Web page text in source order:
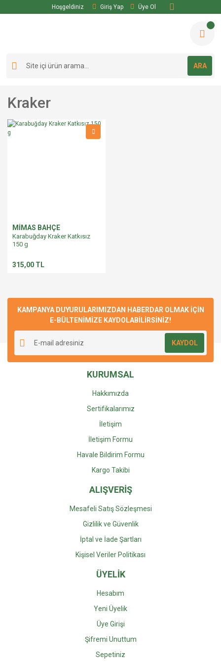
Hoşgeldiniz Giriş Yap Üye Ol
ARA
Kraker
MİMAS BAHÇE
Karabuğday Kraker Katkısız
150 g
315,00 TL
KAMPANYA DUYURULARIMIZDAN HABERDAR OLMAK İÇİN
E-BÜLTENİMİZE KAYDOLABİLİRSİNİZ!
KAYDOL
KURUMSAL
Hakkımızda
Sertifikalarımız
İletişim
İletişim Formu
Havale Bildirim Formu
Kargo Takibi
ALIŞVERİŞ
Mesafeli Satış Sözleşmesi
Gizlilik ve Güvenlik
İptal ve İade Şartları
Kişisel Veriler Politikası
ÜYELİK
Hesabım
Yeni Üyelik
Üye Girişi
Şifremi Unuttum
Sepetiniz